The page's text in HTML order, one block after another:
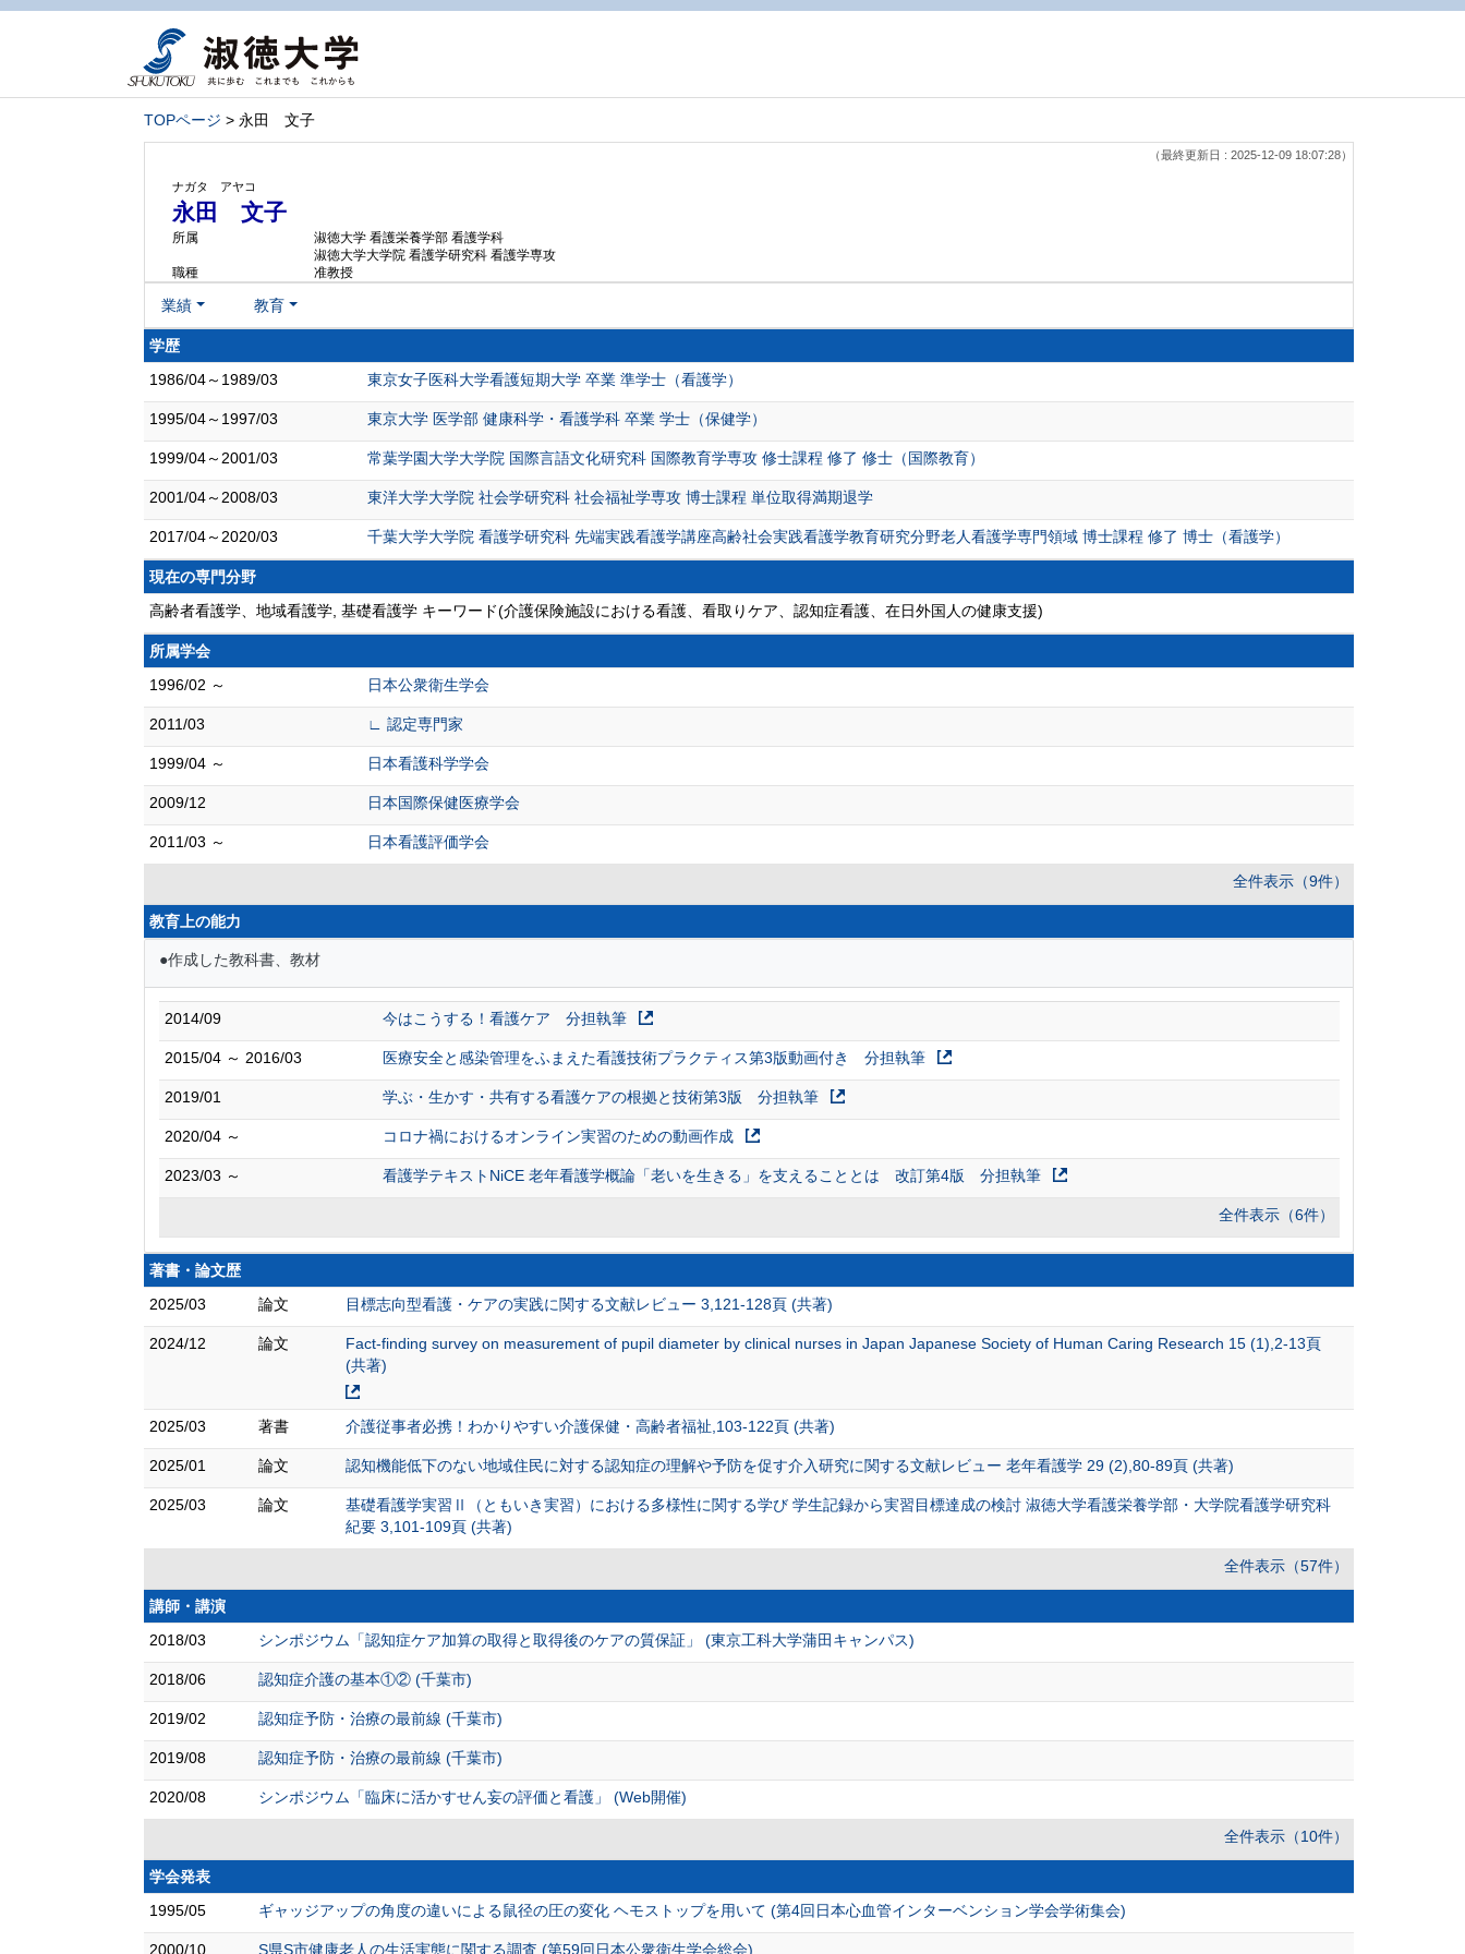
TOPページ > 永田 文子
（最終更新日 : 2025-12-09 18:07:28）
ナガタ アヤコ
永田 文子
所属
淑徳大学 看護栄養学部 看護学科
淑徳大学大学院 看護学研究科 看護学専攻
職種
准教授
業績 教育
学歴
1986/04～1989/03
東京女子医科大学看護短期大学 卒業 準学士（看護学）
1995/04～1997/03 東京大学 医学部 健康科学・看護学科 卒業 学士（保健学）
1999/04～2001/03 常葉学園大学大学院 国際言語文化研究科 国際教育学専攻 修士課程 修了 修士（国際教育）
2001/04～2008/03 東洋大学大学院 社会学研究科 社会福祉学専攻 博士課程 単位取得満期退学
2017/04～2020/03 千葉大学大学院 看護学研究科 先端実践看護学講座高齢社会実践看護学教育研究分野老人看護学専門領域 博士課程 修了 博士（看護学）
現在の専門分野
高齢者看護学、地域看護学, 基礎看護学 キーワード(介護保険施設における看護、看取りケア、認知症看護、在日外国人の健康支援)
所属学会
1996/02 ～
日本公衆衛生学会
2011/03 ∟ 認定専門家
1999/04 ～ 日本看護科学学会
2009/12 日本国際保健医療学会
2011/03 ～ 日本看護評価学会
全件表示（9件）
教育上の能力
●作成した教科書、教材
2014/09 今はこうする！看護ケア 分担執筆
2015/04 ～ 2016/03 医療安全と感染管理をふまえた看護技術プラクティス第3版動画付き 分担執筆
2019/01 学ぶ・生かす・共有する看護ケアの根拠と技術第3版 分担執筆
2020/04 ～ コロナ禍におけるオンライン実習のための動画作成
2023/03 ～ 看護学テキストNiCE 老年看護学概論「老いを生きる」を支えることとは 改訂第4版 分担執筆
全件表示（6件）
著書・論文歴
2025/03
論文 目標志向型看護・ケアの実践に関する文献レビュー 3,121-128頁 (共著)
2024/12 論文
Fact-finding survey on measurement of pupil diameter by clinical nurses in Japan Japanese Society of Human Caring Research 15 (1),2-13頁
(共著)
2025/03 著書 介護従事者必携！わかりやすい介護保健・高齢者福祉,103-122頁 (共著)
2025/01 論文 認知機能低下のない地域住民に対する認知症の理解や予防を促す介入研究に関する文献レビュー 老年看護学 29 (2),80-89頁 (共著)
2025/03 論文
基礎看護学実習Ⅱ（ともいき実習）における多様性に関する学び 学生記録から実習目標達成の検討 淑徳大学看護栄養学部・大学院看護学研究科
紀要 3,101-109頁 (共著)
全件表示（57件）
講師・講演
2018/03
シンポジウム「認知症ケア加算の取得と取得後のケアの質保証」 (東京工科大学蒲田キャンパス)
2018/06 認知症介護の基本①② (千葉市)
2019/02 認知症予防・治療の最前線 (千葉市)
2019/08 認知症予防・治療の最前線 (千葉市)
2020/08 シンポジウム「臨床に活かすせん妄の評価と看護」 (Web開催)
全件表示（10件）
学会発表
1995/05
ギャッジアップの角度の違いによる鼠径の圧の変化 ヘモストップを用いて (第4回日本心血管インターベンション学会学術集会)
2000/10 S県S市健康老人の生活実態に関する調査 (第59回日本公衆衛生学会総会)